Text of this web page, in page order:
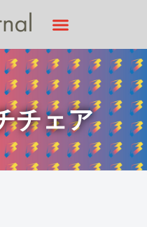
チェア